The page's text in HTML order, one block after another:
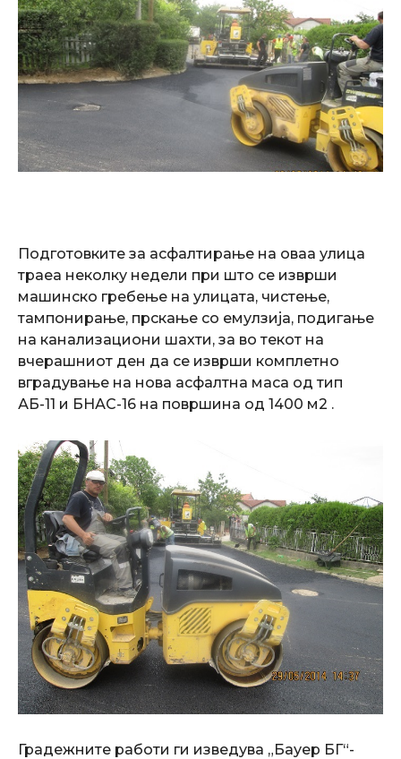
Подготовките за асфалтирање на оваа улица
траеа неколку недели при што се изврши
машинско гребење на улицата, чистење,
тампонирање, прскање со емулзија, подигање
на канализациони шахти, за во текот на
вчерашниот ден да се изврши комплетно
вградување на нова асфалтна маса од тип
АБ-11 и БНАС-16 на површина од 1400 м2 .
Градежните работи ги изведува „Бауер БГ“-